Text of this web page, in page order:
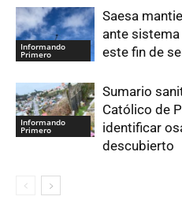
Informando
Primero
Saesa
ante
este fin de
Informando
Primero
Sumario
Católico de
identificar
descubierto